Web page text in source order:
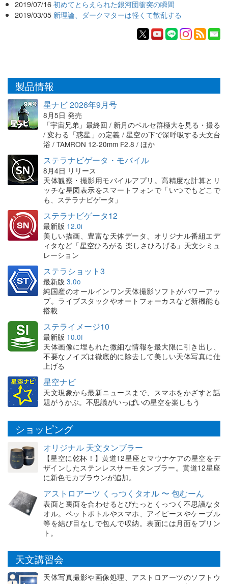
2019/07/16 初めてとらえられた銀河団衝突の瞬間
2019/03/05 新理論、ダークマターは軽くて散乱する
製品情報
星ナビ 2026年9月号
8月5日 発売
「宇宙兄弟」最終回 / 新月のペルセ群極大を見る・撮る
/ 変わる「惑星」の定義 / 星空の下で深呼吸する天文台
浴 / TAMRON 12-20mm F2.8 / ほか
ステラナビゲータ・モバイル
8月4日 リリース
天体観察・撮影用モバイルアプリ。高精度な計算とリ
ッチな星図表示をスマートフォンで「いつでもどこで
も、ステラナビゲータ」
ステラナビゲータ12
最新版 12.0i
美しい描画、豊富な天体データ、オリジナル番組エデ
ィタなど「星空ひろがる 楽しさひろげる」天文シミュ
レーション
ステラショット3
最新版 3.0o
純国産のオールインワン天体撮影ソフトがパワーアッ
プ。ライブスタックやオートフォーカスなど新機能も
搭載
ステライメージ10
最新版 10.0f
天体画像に埋もれた微細な情報を最大限に引き出し、
不要なノイズは徹底的に除去して美しい天体写真に仕
上げる
星空ナビ
天文現象から最新ニュースまで、スマホをかざすと話
題がうかぶ。不思議がいっぱいの星空を楽しもう
ショッピング
オリジナル 天文タンブラー
【星空に乾杯！】黄道12星座とマウナケアの星空をデ
ザインしたステンレスサーモタンブラー。黄道12星座
に新色モカブラウンが追加。
アストロアーツ くっつくタオル 〜 包むーん
表面と裏面を合わせるとぴたっとくっつく不思議なタ
オル。ペットボトルやスマホ、アイピースやケーブル
等を結び目なしで包んで収納。表面には月面をプリン
ト。
天文講習会
天体写真撮影や画像処理、アストロアーツのソフトウ